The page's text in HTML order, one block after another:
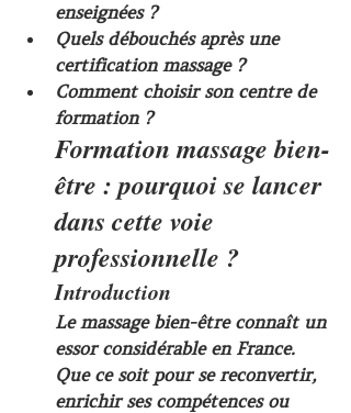
enseignées ?
Quels débouchés après une
certification massage ?
Comment choisir son centre de
formation ?
Formation massage bien-
être : pourquoi se lancer
dans cette voie
professionnelle ?
Introduction
Le massage bien-être connaît un
essor considérable en France.
Que ce soit pour se reconvertir,
enrichir ses compétences ou